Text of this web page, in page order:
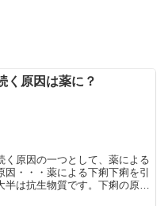
く原因は薬に？
く原因の一つとして、薬による
・・・薬による下痢下痢を引
は抗生物質です。下痢の原因